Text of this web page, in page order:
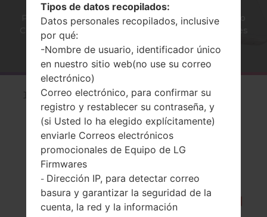
Página principal →Artículos →Cómo hacer Reinicio
Completo en LG Optimus, Vu, Lucid, G2, L60 y series
Apagueel dispositivo.
Tipos de datos recopilados:
Datos personales recopilados, inclusive
por qué:
-Nombre de usuario, identificador único
en nuestro sitio web(no use su correo
electrónico)
Correo electrónico, para confirmar su
registro y restablecer su contraseña, y
(si Usted lo ha elegido explícitamente)
enviarle Correos electrónicos
promocionales de Equipo de LG
Firmwares
- Dirección IP, para detectar correo
basura y garantizar la seguridad de la
cuenta, la red y la información